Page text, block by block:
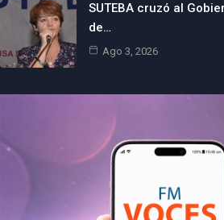
SUTEBA cruzó al
de…
Ago 3, 2026